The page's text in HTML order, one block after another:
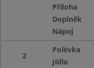
Příloha
Doplněk
Nápoj
2
Polévka
Jídlo